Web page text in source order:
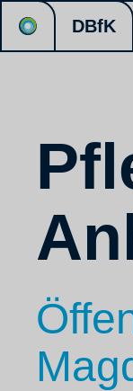
DBfK